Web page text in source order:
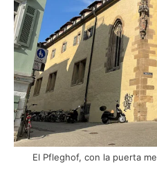
El Pfleghof, con la puerta